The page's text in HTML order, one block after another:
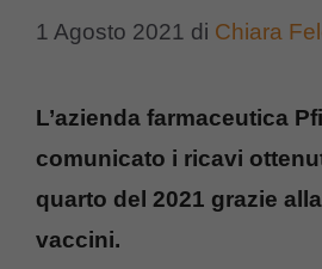
1 Agosto 2021 di Chiara
L’azienda farmaceutica
comunicato i ricavi
quarto del 2021 grazie
vaccini.